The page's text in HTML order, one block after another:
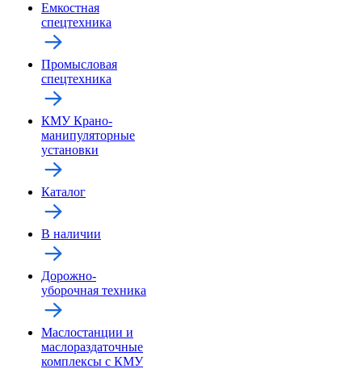
Емкостная
спецтехника
Промысловая
спецтехника
КМУ Крано-
манипуляторные
установки
Каталог
В наличии
Дорожно-
уборочная техника
Маслостанции и
маслораздаточные
комплексы с КМУ